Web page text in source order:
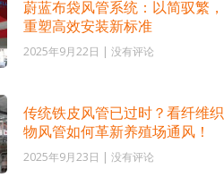
蔚蓝布袋风管系统：以简驭繁，
重塑高效安装新标准
2025年9月22日
没有评论
传统铁皮风管已过时？看纤维织
物风管如何革新养殖场通风！
2025年9月23日
没有评论